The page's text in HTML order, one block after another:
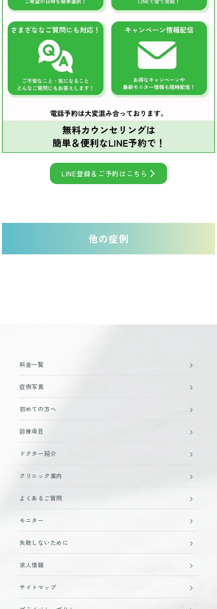
LINE登録＆ご予約はこちら
他の症例
料金一覧
症例写真
初めての方へ
診療項目
ドクター紹介
クリニック案内
よくあるご質問
モニター
失敗しないために
求人情報
サイトマップ